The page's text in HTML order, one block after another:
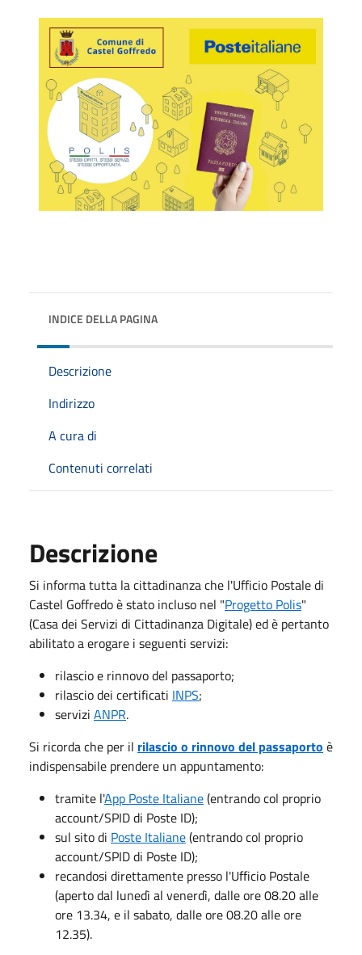
INDICE DELLA PAGINA
Descrizione
Indirizzo
A cura di
Contenuti correlati
Descrizione
Si informa tutta la cittadinanza che l'Ufficio Postale di
Castel Goffredo è stato incluso nel "Progetto Polis"
(Casa dei Servizi di Cittadinanza Digitale) ed è pertanto
abilitato a erogare i seguenti servizi:
rilascio e rinnovo del passaporto;
rilascio dei certificati INPS;
servizi ANPR.
Si ricorda che per il rilascio o rinnovo del passaporto è
indispensabile prendere un appuntamento:
tramite l'App Poste Italiane(entrando col proprio
account/SPID di Poste ID);
sul sito di Poste Italiane(entrando col proprio
account/SPID di Poste ID);
recandosi direttamente presso l'Ufficio Postale
(aperto dal lunedì al venerdì, dalle ore 08.20 alle
ore 13.34, e il sabato, dalle ore 08.20 alle ore
12.35).